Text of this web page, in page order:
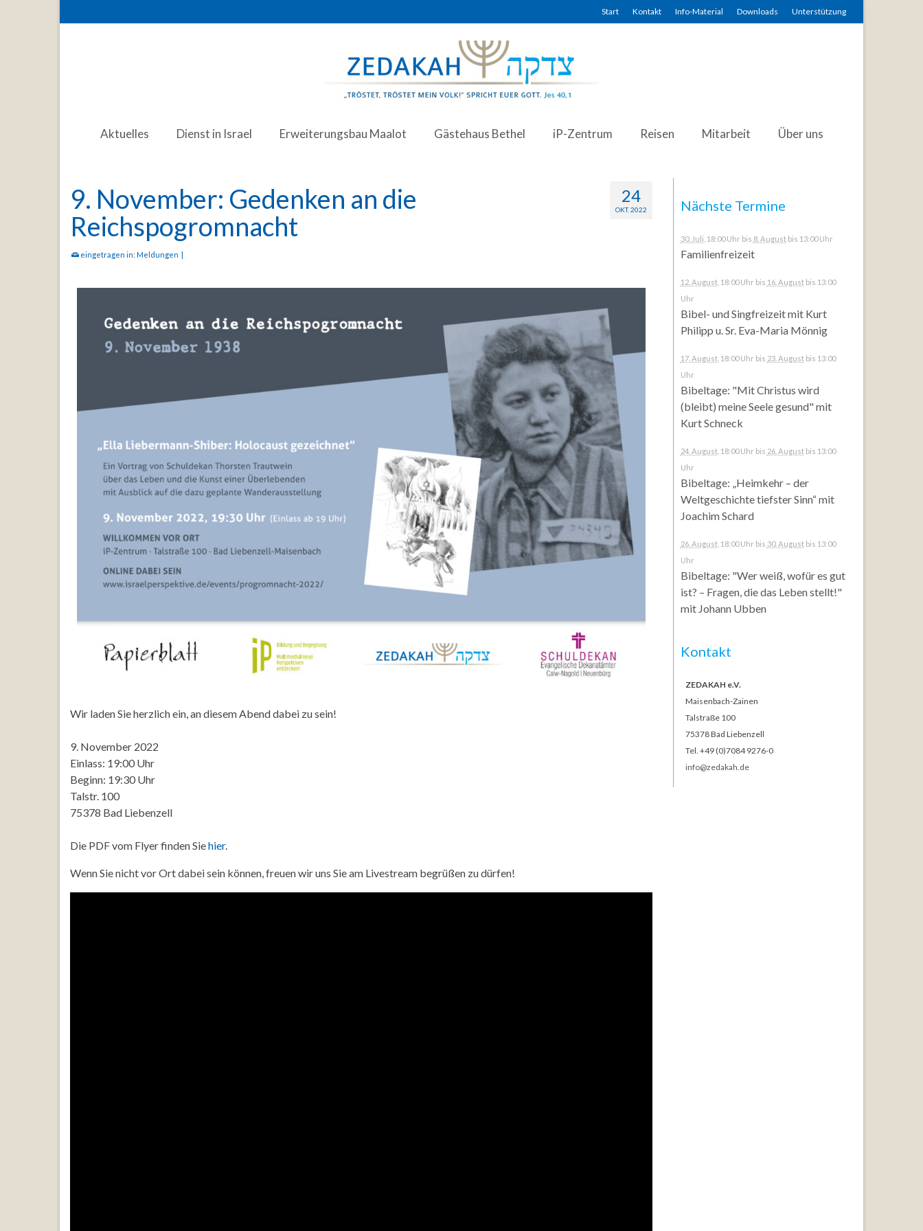
Start Kontakt Info-Material Downloads Unterstützung
Aktuelles Dienst in Israel Erweiterungsbau Maalot Gästehaus Bethel iP-Zentrum Reisen Mitarbeit Über uns
24
OKT. 2022
9. November: Gedenken an die
Reichspogromnacht
eingetragen in: Meldungen |
Wir laden Sie herzlich ein, an diesem Abend dabei zu sein!
9. November 2022
Einlass: 19:00 Uhr
Beginn: 19:30 Uhr
Talstr. 100
75378 Bad Liebenzell
Die PDF vom Flyer finden Siehier.
Wenn Sie nicht vor Ort dabei sein können, freuen wir uns Sie am Livestream begrüßen zu dürfen!
Nächste Termine
30. Juli , 18:00 Uhr bis 8. Augustbis 13:00 Uhr
Familienfreizeit
12. August, 18:00 Uhr bis 16. Augustbis 13:00
Uhr
Bibel- und Singfreizeit mit Kurt
Philipp u. Sr. Eva-Maria Mönnig
17. August, 18:00 Uhr bis 23. Augustbis 13:00
Uhr
Bibeltage: "Mit Christus wird
(bleibt) meine Seele gesund" mit
Kurt Schneck
24. August, 18:00 Uhr bis 26. Augustbis 13:00
Uhr
Bibeltage: „Heimkehr – der
Weltgeschichte tiefster Sinn“ mit
Joachim Schard
26. August, 18:00 Uhr bis 30. Augustbis 13:00
Uhr
Bibeltage: "Wer weiß, wofür es gut
ist? – Fragen, die das Leben stellt!"
mit Johann Ubben
Kontakt
ZEDAKAH e.V.
Maisenbach-Zainen
Talstraße 100
75378 Bad Liebenzell
Tel. +49 (0)7084 9276-0
info@zedakah.de